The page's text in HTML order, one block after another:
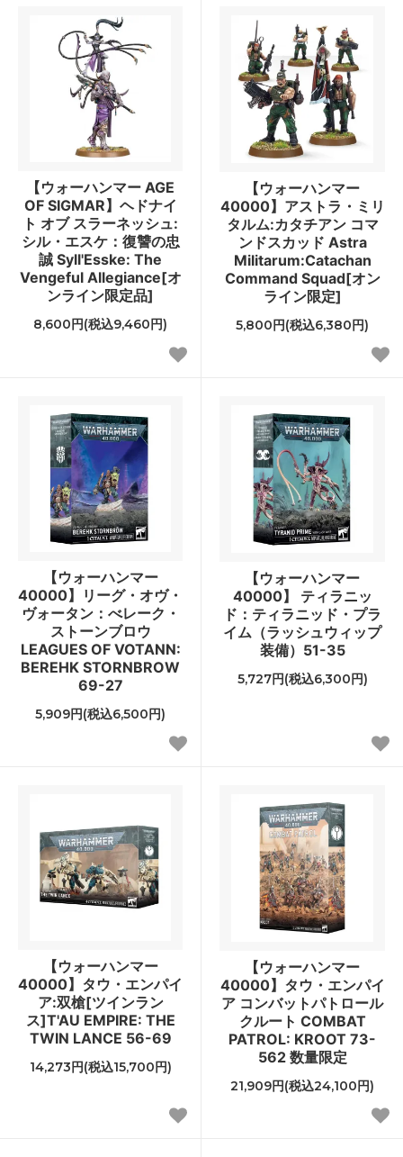
【ウォーハンマー AGE
OF SIGMAR】ヘドナイ
ト オブ スラーネッシュ:
シル・エスケ：復讐の忠
誠 Syll'Esske: The
Vengeful Allegiance[オ
ンライン限定品]
8,600円(税込9,460円)
【ウォーハンマー
40000】アストラ・ミリ
タルム:カタチアン コマ
ンドスカッド Astra
Militarum:Catachan
Command Squad[オン
ライン限定]
5,800円(税込6,380円)
【ウォーハンマー
40000】リーグ・オヴ・
ヴォータン：べレーク・
ストーンブロウ
LEAGUES OF VOTANN:
BEREHK STORNBROW
69-27
5,909円(税込6,500円)
【ウォーハンマー
40000】 ティラニッ
ド：ティラニッド・プラ
イム（ラッシュウィップ
装備）51-35
5,727円(税込6,300円)
【ウォーハンマー
40000】タウ・エンパイ
ア:双槍[ツインラン
ス]T'AU EMPIRE: THE
TWIN LANCE 56-69
14,273円(税込15,700円)
【ウォーハンマー
40000】タウ・エンパイ
ア コンバットパトロール
クルート COMBAT
PATROL: KROOT 73-
562 数量限定
21,909円(税込24,100円)